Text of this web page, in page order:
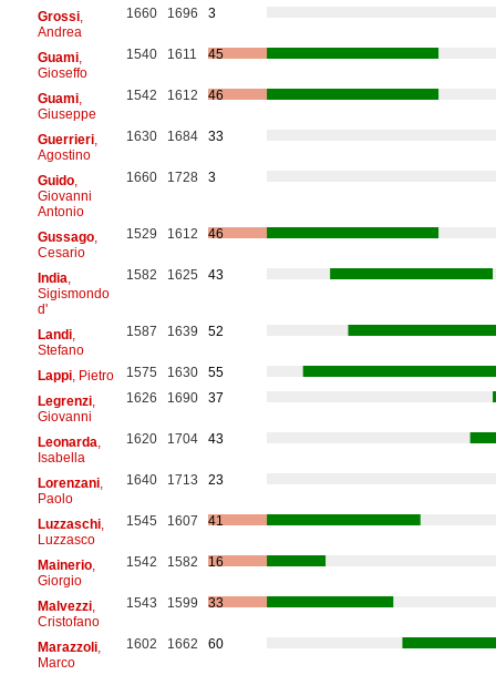
Grossi,
Andrea
1660 1696 3
Guami,
Gioseffo
1540 1611 45
Guami,
Giuseppe
1542 1612 46
Guerrieri,
Agostino
1630 1684 33
Guido,
Giovanni
Antonio
1660 1728 3
Gussago,
Cesario
1529 1612 46
India
Sigismondo
d'
1582 1625 43
Landi,
Stefano
1587 1639 52
Lappi, Pietro 1575 1630
55
Legrenzi,
Giovanni
1626 1690 37
Leonarda
Isabella
1620 1704 43
Lorenzani,
Paolo
1640 1713 23
Luzzaschi,
Luzzasco
1545 1607 41
Mainerio,
Giorgio
1542 1582 16
Malvezzi,
Cristofano
1543 1599 33
Marazzoli,
Marco
1602 1662 60